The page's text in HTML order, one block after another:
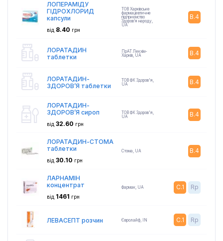
ЛОПЕРАМІДУ
ГІДРОХЛОРИД
капсули
від 8.40 грн
ТОВ Харківське
фармацевтичне
підприємство
Здоров’я народу,
UA
B.4
ЛОРАТАДИН
таблетки
ПрАТ Лекхім-
Харків, UA B.4
ЛОРАТАДИН-
ЗДОРОВ’Я таблетки
ТОВ ФК Здоров'я
UA
B.4
ЛОРАТАДИН-
ЗДОРОВ’Я сироп
від 32.60 грн
ТОВ ФК Здоров'я,
UA
B.4
ЛОРАТАДИН-СТОМА
таблетки
від 30.10 грн
Стома, UA B.4
ЛАРНАМІН
концентрат
від 1461 грн
Фармак, UA C.1 Rp
ЛЕВАСЕПТ розчин Євролайф, IN C.1 Rp